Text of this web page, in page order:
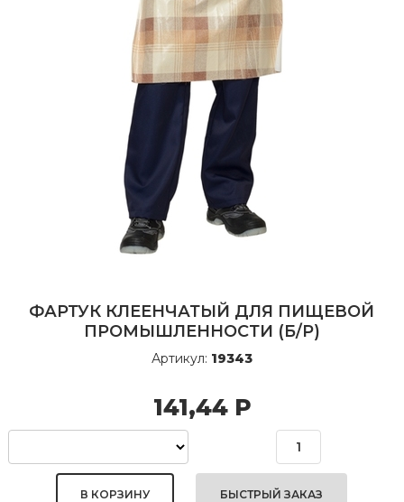
ФАРТУК КЛЕЕНЧАТЫЙ ДЛЯ ПИЩЕВОЙ
ПРОМЫШЛЕННОСТИ (Б/Р)
Артикул: 19343
141,44 Р
БЫСТРЫЙ ЗАКАЗ